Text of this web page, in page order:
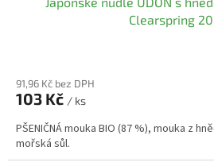
Clearspring
91,96 Kč bez DPH
103 Kč / ks
PŠENIČNÁ mouka BIO (87 %), mouka z
mořská sůl.